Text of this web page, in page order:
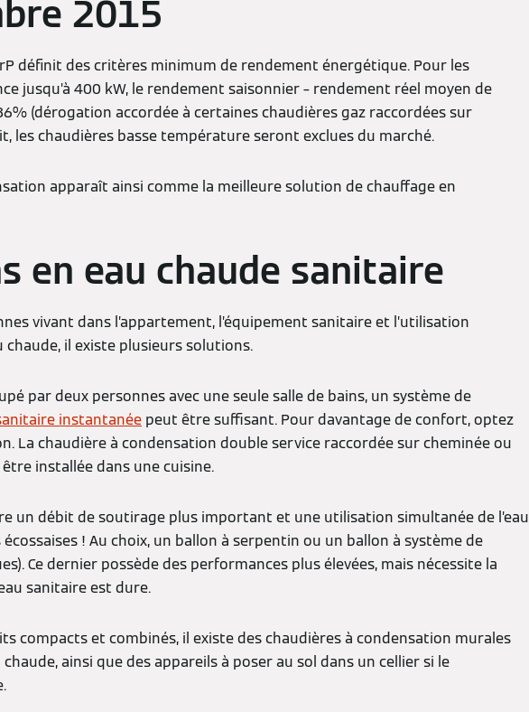
2015
définit des critères minimum de rendement énergétique. Pour les
jusqu’à 400 kW, le rendement saisonnier – rendement réel moyen de
(dérogation accordée à certaines chaudières gaz raccordées sur
les chaudières basse température seront exclues du marché.
apparaît ainsi comme la meilleure solution de chauffage en
en eau chaude sanitaire
vivant dans l’appartement, l’équipement sanitaire et l’utilisation
chaude, il existe plusieurs solutions.
par deux personnes avec une seule salle de bains, un système de
instantanée peut être suffisant. Pour davantage de confort, optez
La chaudière à condensation double service raccordée sur cheminée ou
installée dans une cuisine.
un débit de soutirage plus important et une utilisation simultanée de l’eau
! Au choix, un ballon à serpentin ou un ballon à système de
Ce dernier possède des performances plus élevées, mais nécessite la
sanitaire est dure.
compacts et combinés, il existe des chaudières à condensation murales
chaude, ainsi que des appareils à poser au sol dans un cellier si le